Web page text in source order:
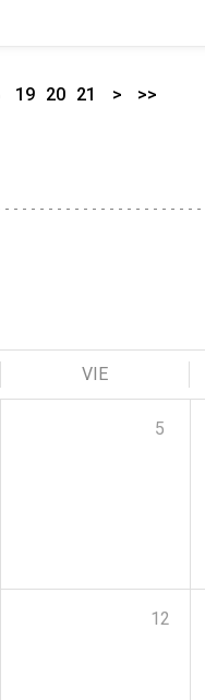
19 20 21 > >>
VIE
5
12